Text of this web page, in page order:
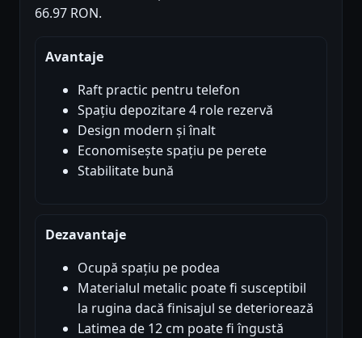
66.97 RON.
Avantaje
Raft practic pentru telefon
Spațiu depozitare 4 role rezervă
Design modern și înalt
Economisește spațiu pe perete
Stabilitate bună
Dezavantaje
Ocupă spațiu pe podea
Materialul metalic poate fi susceptibil
la rugina dacă finisajul se deteriorează
Latimea de 12 cm poate fi îngustă